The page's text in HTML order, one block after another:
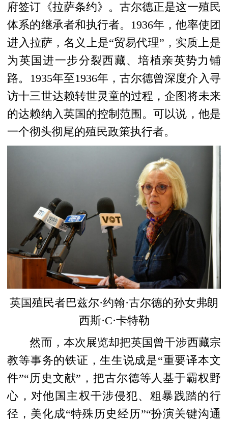
府签订《拉萨条约》。古尔德正是这一殖民
体系的继承者和执行者。1936年，他率使团
进入拉萨，名义上是“贸易代理”，实质上是
为英国进一步分裂西藏、培植亲英势力铺
路。1935年至1936年，古尔德曾深度介入寻
访十三世达赖转世灵童的过程，企图将未来
的达赖纳入英国的控制范围。可以说，他是
一个彻头彻尾的殖民政策执行者。
英国殖民者巴兹尔·约翰·古尔德的孙女弗朗
西斯·C·卡特勒
然而，本次展览却把英国曾干涉西藏宗
教等事务的铁证，生生说成是“重要译本文
件”“历史文献”，把古尔德等人基于霸权野
心，对他国主权干涉侵犯、粗暴践踏的行
径，美化成“特殊历史经历”“扮演关键沟通